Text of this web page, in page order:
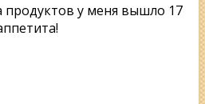
продуктов у меня вышло 17